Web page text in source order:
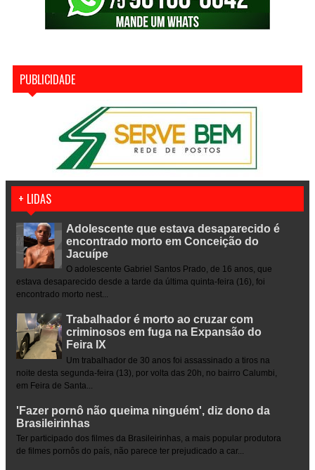
PUBLICIDADE
+ LIDAS
Adolescente que estava desaparecido é
encontrado morto em Conceição do
Jacuípe
O adolescente Gabriel Santos Prado, de 16 anos, que
estava desaparecido desde a tarde da última quinta-feira (16), foi
encontrado morto nest...
Trabalhador é morto ao cruzar com
criminosos em fuga na Expansão do
Feira IX
Um trabalhador de 30 anos foi assassinado a tiros na
noite desta segunda-feira (13), por volta das 20h, no bairro Calumbi,
em Feira de Santa...
'Fazer pornô não queima ninguém', diz dono da
Brasileirinhas
Ter participado dos filmes da Brasileirinhas, a mais popular produtora
de filmes pornôs do país, não parece ter prejudicado a car...